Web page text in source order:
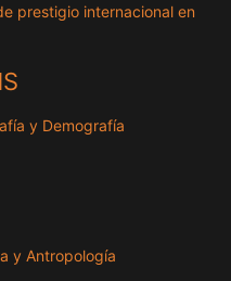
prestigio internacional en
y Demografía
y Antropología